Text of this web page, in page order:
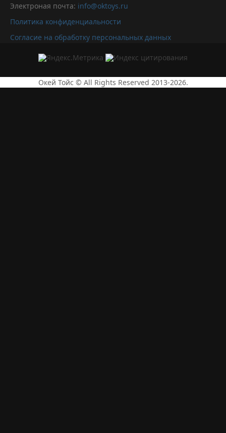
Электроная почта: info@oktoys.ru
Политика конфиденциальности
Согласие на обработку персональных данных
Окей Тойс © All Rights Reserved 2013-2026.